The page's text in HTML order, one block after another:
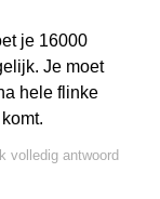
je 16000
Je moet
hele flinke
volledig antwoord